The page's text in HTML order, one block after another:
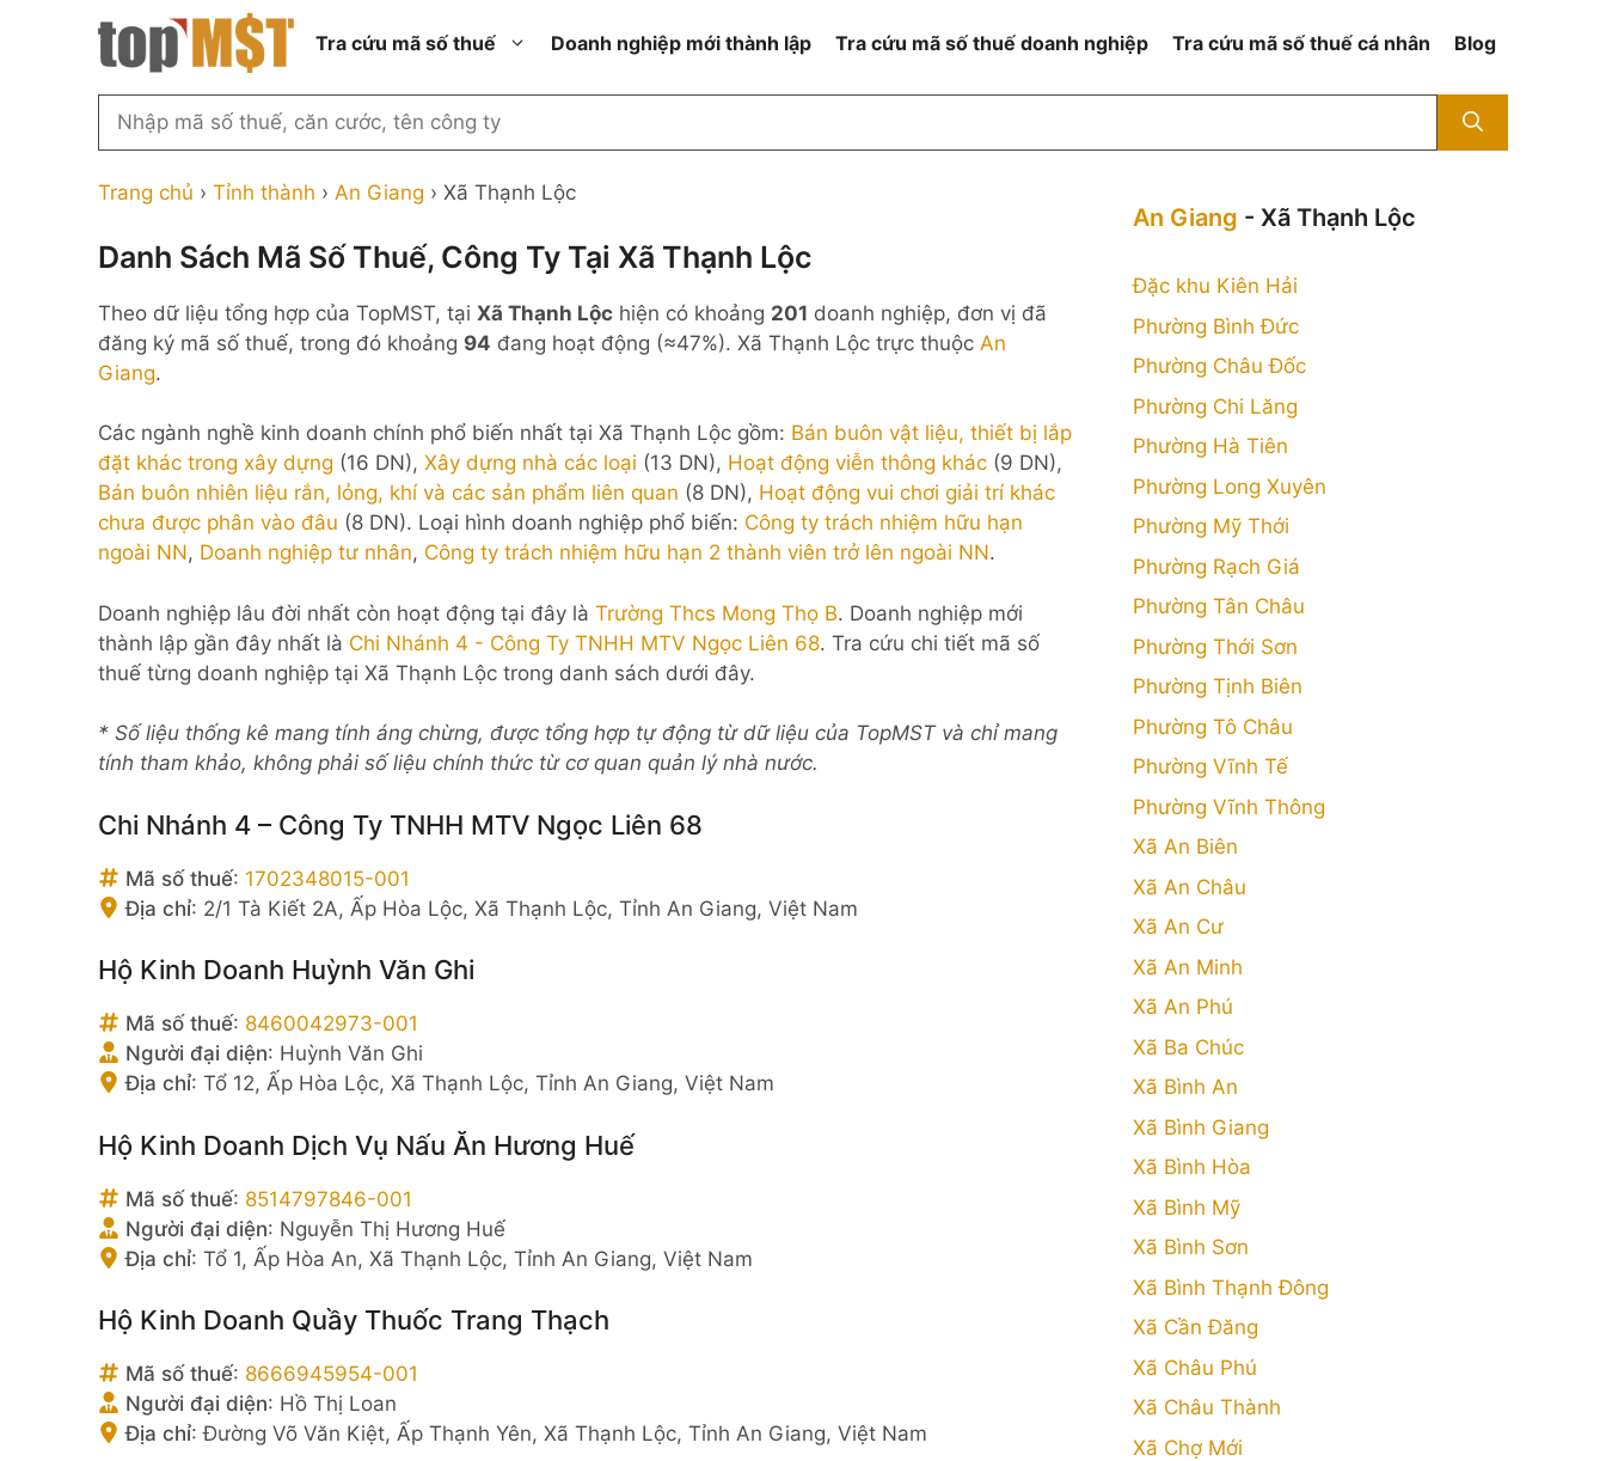
Tra cứu mã số thuế
Thành phố Hồ Chí Minh
Thành phố Hà Nội
Thành phố Đà Nẵng
Thành phố Hải Phòng
Thanh Hóa
Nghệ An
Công ty cổ phần ngoài NN
Công ty hợp doanh
thành viên ngoài NN
thành viên trở lên ngoài NN
Công ty trách nhiệm hữu hạn
Doanh nghiệp 100% vốn đầu tư
nước ngoài
Hộ kinh doanh cá thể
Nhà nước
Ngừng hoạt động nhưng chưa
hoàn thành thủ tục đóng MST
Không hoạt động tại địa chỉ đã
đăng ký
Doanh nghiệp mới thành lập Tra cứu mã số thuế doanh nghiệp Tra cứu mã số thuế cá nhân Blog
Tìm
theo
công
người
đại
diện
mã
số
thuế
...
Trang chủ › Tỉnh thành › An Giang › Xã Thạnh Lộc
Danh Sách Mã Số Thuế, Công Ty Tại Xã Thạnh Lộc
Theo dữ liệu tổng hợp của TopMST, tại Xã Thạnh Lộc hiện có khoảng 201 doanh nghiệp, đơn vị đã
đăng ký mã số thuế, trong đó khoảng 94 đang hoạt động (≈47%). Xã Thạnh Lộc trực thuộc An
Giang.
Các ngành nghề kinh doanh chính phổ biến nhất tại Xã Thạnh Lộc gồm: Bán buôn vật liệu, thiết bị lắp
đặt khác trong xây dựng (16 DN), Xây dựng nhà các loại (13 DN), Hoạt động viễn thông khác (9 DN),
Bán buôn nhiên liệu rắn, lỏng, khí và các sản phẩm liên quan (8 DN), Hoạt động vui chơi giải trí khác
chưa được phân vào đâu (8 DN). Loại hình doanh nghiệp phổ biến: Công ty trách nhiệm hữu hạn
ngoài NN, Doanh nghiệp tư nhân, Công ty trách nhiệm hữu hạn 2 thành viên trở lên ngoài NN.
Doanh nghiệp lâu đời nhất còn hoạt động tại đây là Trường Thcs Mong Thọ B. Doanh nghiệp mới
thành lập gần đây nhất là Chi Nhánh 4 - Công Ty TNHH MTV Ngọc Liên 68. Tra cứu chi tiết mã số
thuế từng doanh nghiệp tại Xã Thạnh Lộc trong danh sách dưới đây.
* Số liệu thống kê mang tính áng chừng, được tổng hợp tự động từ dữ liệu của TopMST và chỉ mang
tính tham khảo, không phải số liệu chính thức từ cơ quan quản lý nhà nước.
Chi Nhánh 4 – Công Ty TNHH MTV Ngọc Liên 68
Mã số thuế: 1702348015-001
Địa chỉ: 2/1 Tà Kiết 2A, Ấp Hòa Lộc, Xã Thạnh Lộc, Tỉnh An Giang, Việt Nam
Hộ Kinh Doanh Huỳnh Văn Ghi
Mã số thuế: 8460042973-001
Người đại diện: Huỳnh Văn Ghi
Địa chỉ: Tổ 12, Ấp Hòa Lộc, Xã Thạnh Lộc, Tỉnh An Giang, Việt Nam
Hộ Kinh Doanh Dịch Vụ Nấu Ăn Hương Huế
Mã số thuế: 8514797846-001
Người đại diện: Nguyễn Thị Hương Huế
Địa chỉ: Tổ 1, Ấp Hòa An, Xã Thạnh Lộc, Tỉnh An Giang, Việt Nam
Hộ Kinh Doanh Quầy Thuốc Trang Thạch
Mã số thuế: 8666945954-001
Người đại diện: Hồ Thị Loan
Địa chỉ:Đường Võ Văn Kiệt, Ấp Thạnh Yên, Xã Thạnh Lộc, Tỉnh An Giang, Việt Nam
An Giang - Xã Thạnh Lộc
Đặc khu Kiên Hải
Phường Bình Đức
Phường Châu Đốc
Phường Chi Lăng
Phường Hà Tiên
Phường Long Xuyên
Phường Mỹ Thới
Phường Rạch Giá
Phường Tân Châu
Phường Thới Sơn
Phường Tịnh Biên
Phường Tô Châu
Phường Vĩnh Tế
Phường Vĩnh Thông
Xã An Biên
Xã An Châu
Xã An Cư
Xã An Minh
Xã An Phú
Xã Ba Chúc
Xã Bình An
Xã Bình Giang
Xã Bình Hòa
Xã Bình Mỹ
Xã Bình Sơn
Xã Bình Thạnh Đông
Xã Cần Đăng
Xã Châu Phú
Xã Châu Thành
Xã Chợ Mới